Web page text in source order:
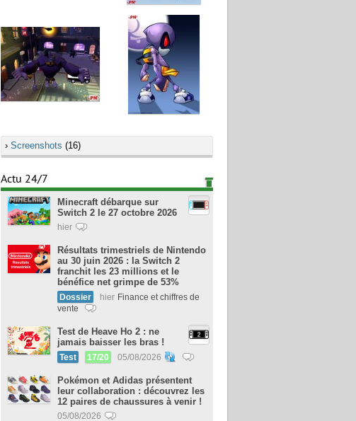
› Screenshots (16)
Actu 24/7
Minecraft débarque sur
Switch 2 le 27 octobre 2026
hier
Résultats trimestriels de Nintendo
au 30 juin 2026 : la Switch 2
franchit les 23 millions et le
bénéfice net grimpe de 53%
Dossier hier Finance et chiffres de
vente
Test de Heave Ho 2 : ne
jamais baisser les bras !
Test 17/20 05/08/2026
Pokémon et Adidas présentent
leur collaboration : découvrez les
12 paires de chaussures à venir !
05/08/2026